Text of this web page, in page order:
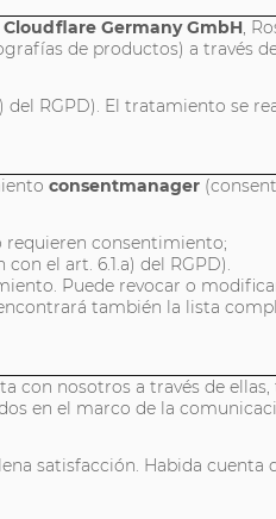
Cloudflare Germany GmbH,
de productos) a través
RGPD). El tratamiento se
consentmanager
requieren consentimiento;
el art. 6.1.a) del RGPD).
Puede revocar o
también la lista
con nosotros a través de
en el marco de la
satisfacción. Habida